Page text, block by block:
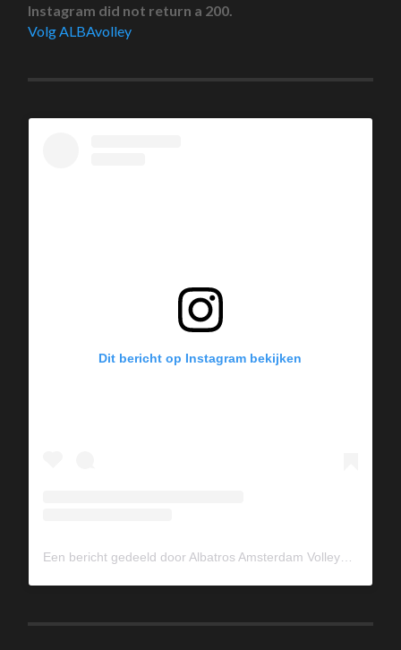
Instagram did not return a 200.
Volg ALBAvolley
Dit bericht op Instagram bekijken
Een bericht gedeeld door Albatros Amsterdam Volleybal (@albavolley)